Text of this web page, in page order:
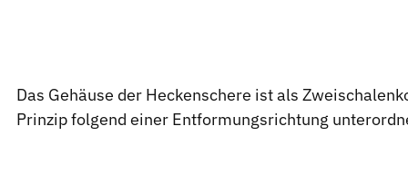
Das Gehäuse der Heckenschere ist als
Prinzip folgend einer Entformungsrichtung